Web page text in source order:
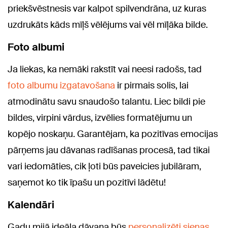
priekšvēstnesis var kalpot spilvendrāna, uz kuras
uzdrukāts kāds mīļš vēlējums vai vēl mīļāka bilde.
Foto albumi
Ja liekas, ka nemāki rakstīt vai neesi radošs, tad
foto albumu izgatavošana ir pirmais solis, lai
atmodinātu savu snaudošo talantu. Liec bildi pie
bildes, virpini vārdus, izvēlies formatējumu un
kopējo noskaņu. Garantējam, ka pozitīvas emocijas
pārņems jau dāvanas radīšanas procesā, tad tikai
vari iedomāties, cik ļoti būs paveicies jubilāram,
saņemot ko tik īpašu un pozitīvi lādētu!
Kalendāri